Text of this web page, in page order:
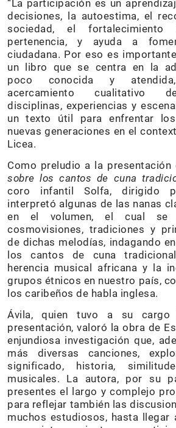
“La participación es un
decisiones, la autoestima, el
sociedad, el
pertenencia, y ayuda a
ciudadana. Por eso es
un libro que se centra en la
poco conocida y
acercamiento cualitativo
disciplinas, experiencias y
un texto útil para enfrentar
nuevas generaciones en el
Licea.
Como preludio a la presentación
sobre los cantos de cuna
coro infantil Solfa, dirigido
interpretó algunas de las nanas
en el volumen, el cual se
cosmovisiones, tradiciones y
de dichas melodías, indagando
los cantos de cuna
herencia musical africana y la
grupos étnicos en nuestro país,
los caribeños de habla inglesa.
Ávila, quien tuvo a su cargo
presentación, valoró la obra de
enjundiosa investigación que,
más diversas canciones,
significado, historia,
musicales. La autora, por su
presentes el largo y complejo
para reflejar también las
muchos estudiosos, hasta llegar